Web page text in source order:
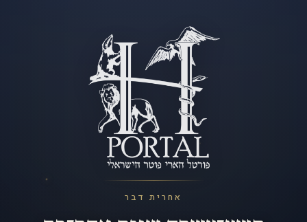
אחרית דבר